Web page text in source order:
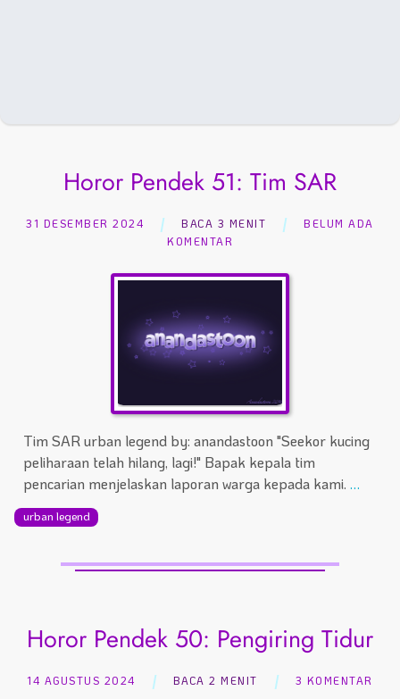
Horor Pendek 51: Tim SAR
31 DESEMBER 2024 BACA 3 MENIT
BELUM ADA
KOMENTAR
Tim SAR urban legend by: anandastoon "Seekor kucing
peliharaan telah hilang, lagi!" Bapak kepala tim
pencarian menjelaskan laporan warga kepada kami. …
urban legend
Horor Pendek 50: Pengiring Tidur
14 AGUSTUS 2024 BACA 2 MENIT 3 KOMENTAR